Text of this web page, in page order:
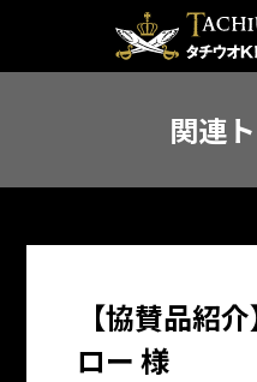
関連
【協賛品紹
ロー 様